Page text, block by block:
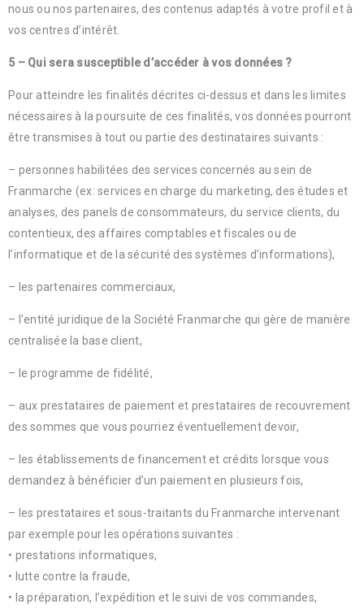
nous ou nos partenaires, des contenus adaptés à votre profil et à
vos centres d’intérêt.
5 – Qui sera susceptible d’accéder à vos données ?
Pour atteindre les finalités décrites ci-dessus et dans les limites
nécessaires à la poursuite de ces finalités, vos données pourront
être transmises à tout ou partie des destinataires suivants :
– personnes habilitées des services concernés au sein de
Franmarche (ex: services en charge du marketing, des études et
analyses, des panels de consommateurs, du service clients, du
contentieux, des affaires comptables et fiscales ou de
l’informatique et de la sécurité des systèmes d’informations),
– les partenaires commerciaux,
– l’entité juridique de la Société Franmarche qui gère de manière
centralisée la base client,
– le programme de fidélité,
– aux prestataires de paiement et prestataires de recouvrement
des sommes que vous pourriez éventuellement devoir,
– les établissements de financement et crédits lorsque vous
demandez à bénéficier d’un paiement en plusieurs fois,
– les prestataires et sous-traitants du Franmarche intervenant
par exemple pour les opérations suivantes :
• prestations informatiques,
• lutte contre la fraude,
• la préparation, l’expédition et le suivi de vos commandes,